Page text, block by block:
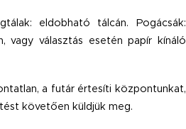
eldobható tálcán. Pogácsák:
vagy választás esetén papír kínáló
a futár értesíti központunkat,
követően küldjük meg.